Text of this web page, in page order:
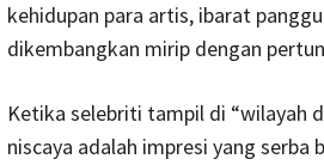
kehidupan para artis, ibarat
dikembangkan mirip dengan
Ketika selebriti tampil di “wilayah
niscaya adalah impresi yang